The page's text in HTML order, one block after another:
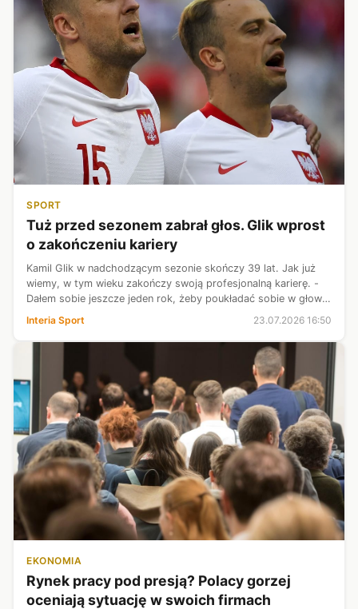
SPORT
Tuż przed sezonem zabrał głos. Glik wprost
o zakończeniu kariery
Kamil Glik w nadchodzącym sezonie skończy 39 lat. Jak już
wiemy, w tym wieku zakończy swoją profesjonalną karierę. -
Dałem sobie jeszcze jeden rok, żeby poukładać sobie w głowie
pewne sprawy i spiąć to jakimś fajnym akcentem - powiedział
na konferenc...
Interia Sport 23.07.2026 16:50
EKONOMIA
Rynek pracy pod presją? Polacy gorzej
oceniają sytuację w swoich firmach